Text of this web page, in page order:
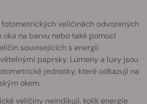
veličinách odvozených
na barvu nebo také pomocí
souvisejících s energií
paprsky. Lumeny a luxy jsou
jednotky, které odkazují na
okem.
veličiny neindikují, kolik energie